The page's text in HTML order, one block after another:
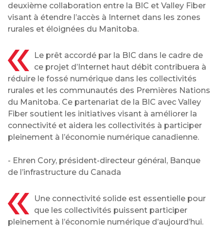
deuxième collaboration entre la BIC et Valley Fiber
visant à étendre l’accès à Internet dans les zones
rurales et éloignées du Manitoba.
Le prêt accordé par la BIC dans le cadre de
ce projet d’Internet haut débit contribuera à
réduire le fossé numérique dans les collectivités
rurales et les communautés des Premières Nations
du Manitoba. Ce partenariat de la BIC avec Valley
Fiber soutient les initiatives visant à améliorer la
connectivité et aidera les collectivités à participer
pleinement à l’économie numérique canadienne.
- Ehren Cory, président-directeur général, Banque
de l’infrastructure du Canada
Une connectivité solide est essentielle pour
que les collectivités puissent participer
pleinement à l’économie numérique d’aujourd’hui.